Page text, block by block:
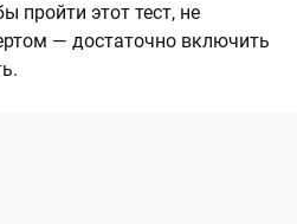
пройти этот тест, не
— достаточно включить